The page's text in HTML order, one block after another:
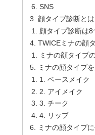
SNS
顔タイプ診断とは
顔タイプ診断は
TWICEミナの顔
ミナの顔タイプ
ミナの顔タイプ
1. ベースメイク
2. アイメイク
3. チーク
4. リップ
ミナの顔タイプ